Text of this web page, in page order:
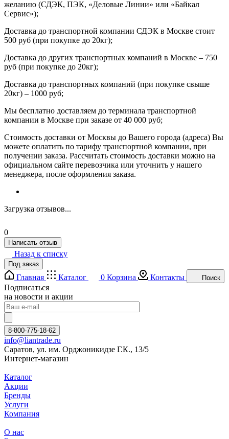
желанию (СДЭК, ПЭК, «Деловые Линии» или «Байкал
Сервис»);
Доставка до транспортной компании СДЭК в Москве стоит
500 руб (при покупке до 20кг);
Доставка до других транспортных компаний в Москве – 750
руб (при покупке до 20кг);
Доставка до транспортных компаний (при покупке свыше
20кг) – 1000 руб;
Мы бесплатно доставляем до терминала транспортной
компании в Москве при заказе от 40 000 руб;
Стоимость доставки от Москвы до Вашего города (адреса) Вы
можете оплатить по тарифу транспортной компании, при
получении заказа. Рассчитать стоимость доставки можно на
официальном сайте перевозчика или уточнить у нашего
менеджера, после оформления заказа.
Загрузка отзывов...
0
Написать отзыв
Назад к списку
Под заказ
Главная Каталог 0 Корзина Контакты Поиск
Подписаться
на новости и акции
8-800-775-18-62
info@liantrade.ru
Саратов, ул. им. Орджоникидзе Г.К., 13/5
Интернет-магазин
Каталог
Акции
Бренды
Услуги
Компания
О нас